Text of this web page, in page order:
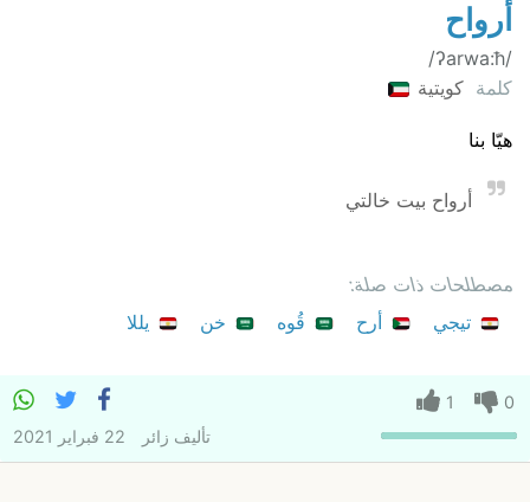
أرواح
/‏ʔarwa:‎ħ/
كلمة كويتية
هيّا بنا
أرواح بيت خالتي
مصطلحات ذات صلة:
تيجي
أرح قُوه خن يللا
0
1
تأليف زائر 22 فبراير 2021